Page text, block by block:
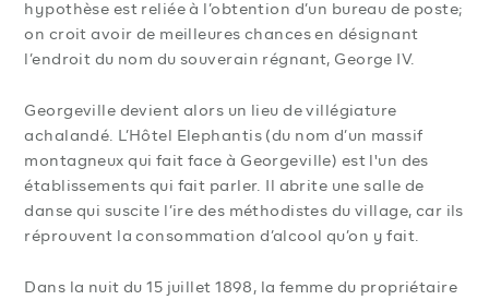
hypothèse est reliée à l’obtention d’un bureau de poste;
on croit avoir de meilleures chances en désignant
l’endroit du nom du souverain régnant, George IV.
Georgeville devient alors un lieu de villégiature
achalandé. L’Hôtel Elephantis (du nom d’un massif
montagneux qui fait face à Georgeville) est l'un des
établissements qui fait parler. Il abrite une salle de
danse qui suscite l’ire des méthodistes du village, car ils
réprouvent la consommation d’alcool qu’on y fait.
Dans la nuit du 15 juillet 1898, la femme du propriétaire